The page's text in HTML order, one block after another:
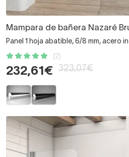
Mampara de bañera Nazaré
Panel 1 hoja abatible, 6/8 mm, acero
(2)
232,61€ 323,07€